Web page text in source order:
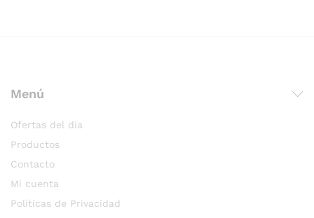
Menú
Ofertas del día
Productos
Contacto
Mi cuenta
Políticas de Privacidad